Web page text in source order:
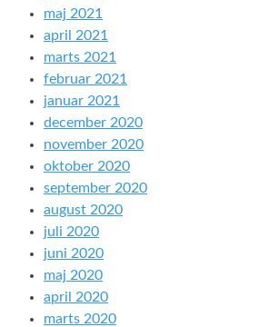
maj 2021
april 2021
marts 2021
februar 2021
januar 2021
december 2020
november 2020
oktober 2020
september 2020
august 2020
juli 2020
juni 2020
maj 2020
april 2020
marts 2020